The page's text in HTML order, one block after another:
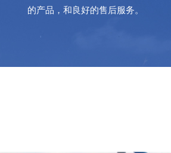
的产品，和良好的售后服务。